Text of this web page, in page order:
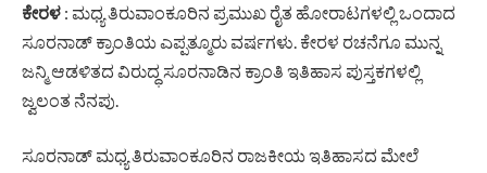
ಕೇರಳ : ಮಧ್ಯ ತಿರುವಾಂಕೂರಿನ ಪ್ರಮುಖ ರೈತ ಹೋರಾಟಗಳಲ್ಲಿ ಒಂದಾದ
ಸೂರನಾಡ್ ಕ್ರಾಂತಿಯ ಎಪ್ಪತ್ಮೂರು ವರ್ಷಗಳು. ಕೇರಳ ರಚನೆಗೂ ಮುನ್ನ
ಜನ್ಮಿ ಆಡಳಿತದ ವಿರುದ್ಧ ಸೂರನಾಡಿನ ಕ್ರಾಂತಿ ಇತಿಹಾಸ ಪುಸ್ತಕಗಳಲ್ಲಿ
ಜ್ವಲಂತ ನೆನಪು.
ಸೂರನಾಡ್ ಮಧ್ಯ ತಿರುವಾಂಕೂರಿನ ರಾಜಕೀಯ ಇತಿಹಾಸದ ಮೇಲೆ